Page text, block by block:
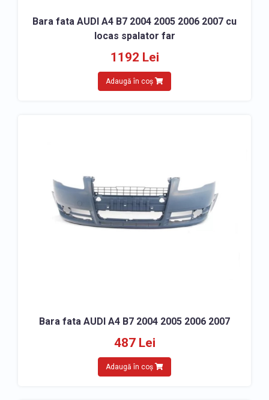
Bara fata AUDI A4 B7 2004 2005 2006 2007 cu
locas spalator far
1192 Lei
Adaugă în coș
Bara fata AUDI A4 B7 2004 2005 2006 2007
487 Lei
Adaugă în coș